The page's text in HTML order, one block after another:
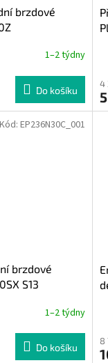
brzdové
1–2 týdny
Do košíku
4
brzdové
S13
1–2 týdny
Do košíku
Kód: EP236N30C_001
8